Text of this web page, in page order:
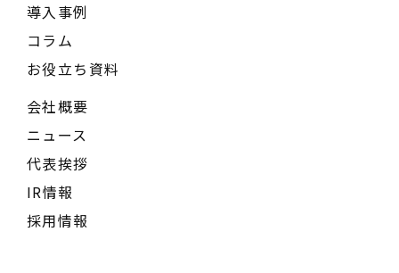
導入事例
コラム
お役立ち資料
会社概要
ニュース
代表挨拶
IR情報
採用情報